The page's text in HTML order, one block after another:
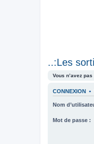
..:Les
Vous n’avez
CONNEXION •
Nom
Mot de passe :